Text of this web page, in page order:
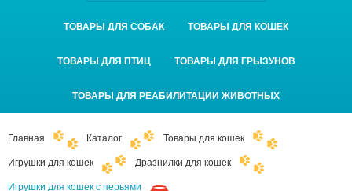
ТОВАРЫ ДЛЯ СОБАК ТОВАРЫ ДЛЯ КОШЕК
ТОВАРЫ ДЛЯ ПТИЦ ТОВАРЫ ДЛЯ ГРЫЗУНОВ
ТОВАРЫ ДЛЯ РЕАБИЛИТАЦИИ ЖИВОТНЫХ
Главная Каталог Товары для кошек
Игрушки для кошек Дразнилки для кошек
Игрушки для кошек с перьями